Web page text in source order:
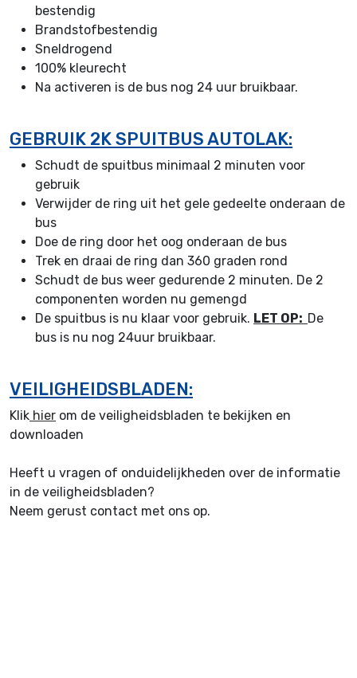
bestendig
Brandstofbestendig
Sneldrogend
100% kleurecht
Na activeren is de bus nog 24 uur bruikbaar.
GEBRUIK 2K SPUITBUS AUTOLAK:
Schudt de spuitbus minimaal 2 minuten voor
gebruik
Verwijder de ring uit het gele gedeelte onderaan de
bus
Doe de ring door het oog onderaan de bus
Trek en draai de ring dan 360 graden rond
Schudt de bus weer gedurende 2 minuten. De 2
componenten worden nu gemengd
De spuitbus is nu klaar voor gebruik. LET OP: De
bus is nu nog 24uur bruikbaar.
VEILIGHEIDSBLADEN:
Klik hier om de veiligheidsbladen te bekijken en
downloaden
Heeft u vragen of onduidelijkheden over de informatie
in de veiligheidsbladen?
Neem gerust contact met ons op.